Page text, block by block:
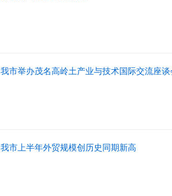
我市举办茂名高岭土产业与技术国际交流座谈
我市上半年外贸规模创历史同期新高